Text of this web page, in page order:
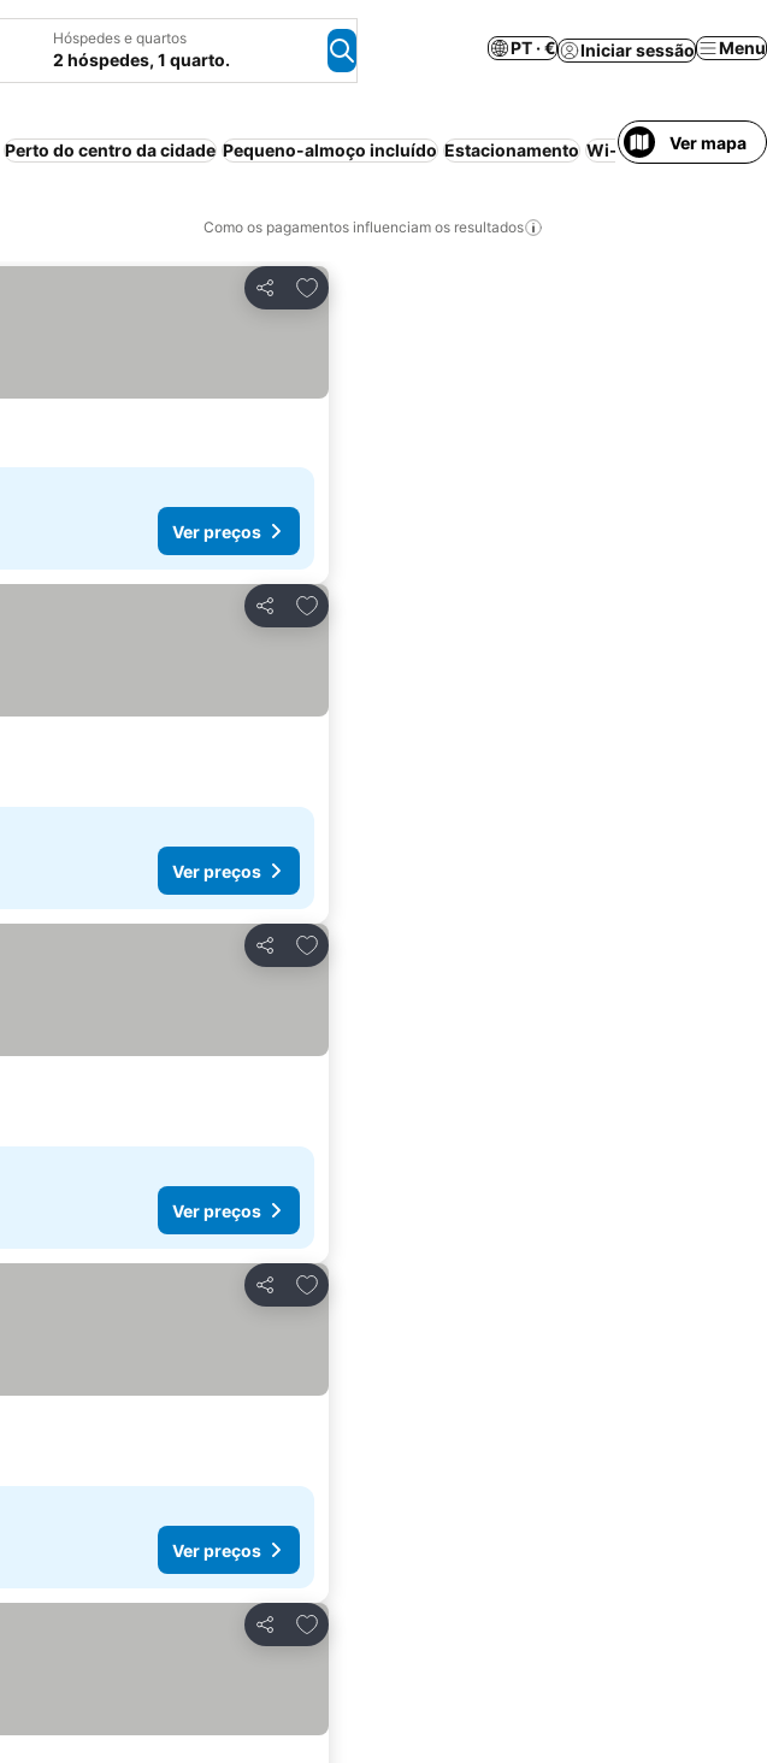
Hóspedes e quartos
2 hóspedes, 1 quarto.
PT · € Iniciar sessão Menu
Perto do centro da cidade Pequeno-almoço incluído Estacionamento Wi-fi Banheira de
Ver mapa
Como os pagamentos influenciam os resultados
Partilhar
Adicionar aos favoritos
Ver preços
Partilhar
Adicionar aos favoritos
Ver preços
Partilhar
Adicionar aos favoritos
Ver preços
Partilhar
Adicionar aos favoritos
Ver preços
Partilhar
Adicionar aos favoritos